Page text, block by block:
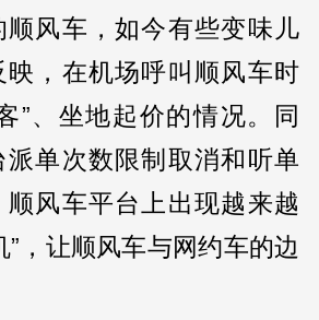
顺风车，如今有些变味儿
映，在机场呼叫顺风车时
”、坐地起价的情况。同
单次数限制取消和听单
风车平台上出现越来越
”，让顺风车与网约车的边